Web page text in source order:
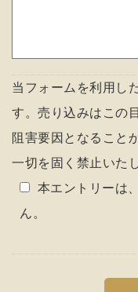
当フォームを利用し
す。売り込みはこの
阻害要因となること
一切を固く禁止いた
本エントリーは
ん。